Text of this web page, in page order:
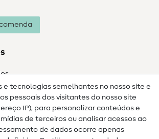
e tecnologias semelhantes no nosso site e
pessoais dos visitantes do nosso site
IP), para personalizar conteúdos e
de terceiros ou analisar acessos ao
de dados ocorre apenas